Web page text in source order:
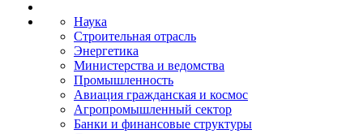
Наука
Строительная отрасль
Энергетика
Министерства и ведомства
Промышленность
Авиация гражданская и космос
Агропромышленный сектор
Банки и финансовые структуры